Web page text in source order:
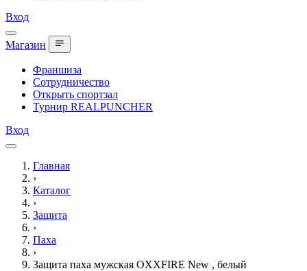
Вход
Магазин
Франшиза
Сотрудничество
Открыть спортзал
Турнир REALPUNCHER
Вход
Главная
›
Каталог
›
Защита
›
Паха
›
Защита паха мужская OXXFIRE New , белый